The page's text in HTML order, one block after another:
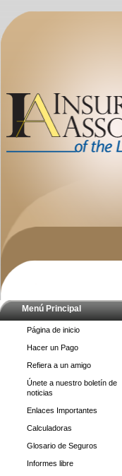
Menú Principal
Página de inicio
Hacer un Pago
Refiera a un amigo
Únete a nuestro boletín de
noticias
Enlaces Importantes
Calculadoras
Glosario de Seguros
Informes libre